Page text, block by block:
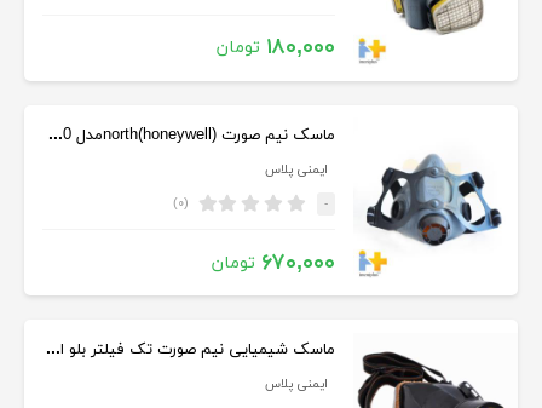
۱۸۰,۰۰۰ تومان
ماسک نیم صورت (north(honeywellمدل 5500
ایمنی پلاس
- (۰)
۶۷۰,۰۰۰ تومان
ماسک شیمیایی نیم صورت تک فیلتر بلو ایگل
ایمنی پلاس